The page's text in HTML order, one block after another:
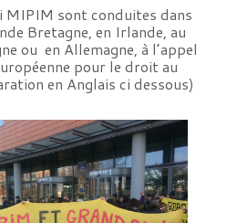
MIPIM sont conduites dans
Bretagne, en Irlande, au
ou en Allemagne, à l’appel
pour le droit au
en Anglais ci dessous)